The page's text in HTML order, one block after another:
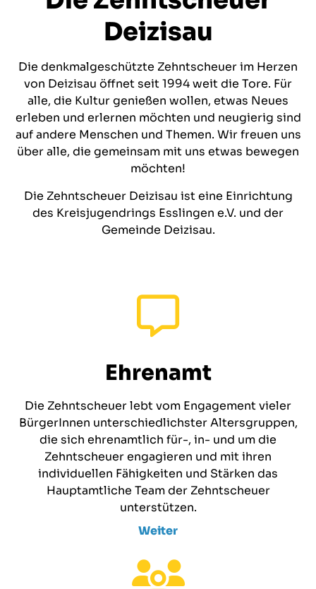
Deizisau
Die denkmalgeschützte Zehntscheuer im Herzen
von Deizisau öffnet seit 1994 weit die Tore. Für
alle, die Kultur genießen wollen, etwas Neues
erleben und erlernen möchten und neugierig sind
auf andere Menschen und Themen. Wir freuen uns
über alle, die gemeinsam mit uns etwas bewegen
möchten!
Die Zehntscheuer Deizisau ist eine Einrichtung
des Kreisjugendrings Esslingen e.V. und der
Gemeinde Deizisau.
Ehrenamt
Die Zehntscheuer lebt vom Engagement vieler
BürgerInnen unterschiedlichster Altersgruppen,
die sich ehrenamtlich für-, in- und um die
Zehntscheuer engagieren und mit ihren
individuellen Fähigkeiten und Stärken das
Hauptamtliche Team der Zehntscheuer
unterstützen.
Weiter